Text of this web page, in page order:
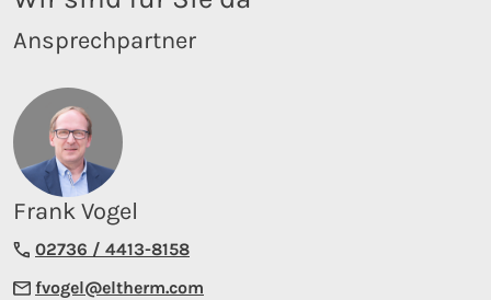
Ansprechpartner
Frank Vogel
02736 / 4413-8158
fvogel@eltherm.com